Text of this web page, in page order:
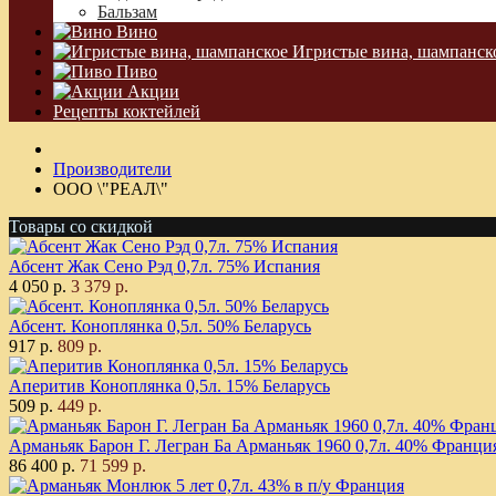
Бальзам
Вино
Игристые вина,
Пиво
Акции
Рецепты коктейлей
Производители
ООО \"РЕАЛ\"
Товары со скидкой
Абсент Жак Сено Рэд 0,7л. 75% Испания
4 050 р. 3 379 р.
Абсент. Коноплянка 0,5л. 50% Беларусь
917 р. 809 р.
Аперитив Коноплянка 0,5л. 15% Беларусь
509 р. 449 р.
Арманьяк Барон Г. Легран Ба Арманьяк 1960 0,7л. 40%
86 400 р. 71 599 р.